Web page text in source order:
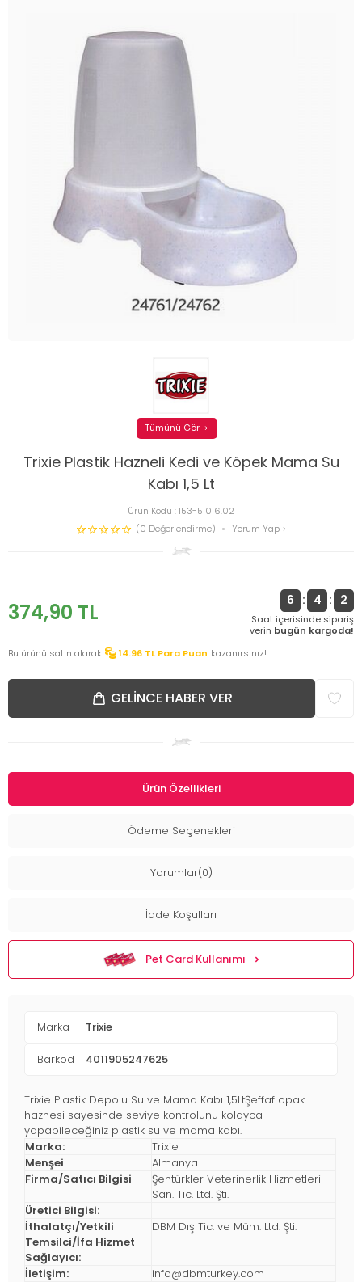
Trixie Plastik Hazneli Kedi ve Köpek Mama Su
Kabı 1,5 Lt
Ürün Kodu :153-51016.02
(0 Değerlendirme)
Yorum Yap
Tümünü Gör
374,90 TL 6 : 4 : 2
Saat içerisinde sipariş
verin bugün kargoda!
Bu ürünü satın alarak
14.96 TL Para Puan kazanırsınız!
GELINCE HABER VER
Ürün Özellikleri
Ödeme Seçenekleri
Yorumlar(0)
İade Koşulları
Pet Card Kullanımı
Marka Trixie
Barkod 4011905247625
Trixie Plastik Depolu Su ve Mama Kabı 1,5LtŞeffaf opak
haznesi sayesinde seviye kontrolunu kolayca
yapabileceğiniz plastik su ve mama kabı.
Marka:
Trixie
Menşei
Almanya
Firma/Satıcı Bilgisi
Şentürkler Veterinerlik Hizmetleri
San. Tic. Ltd. Şti.
Üretici Bilgisi:
İthalatçı/Yetkili
Temsilci/İfa Hizmet
Sağlayıcı:
DBM Dış Tic. ve Müm. Ltd. Şti.
İletişim: info@dbmturkey.com